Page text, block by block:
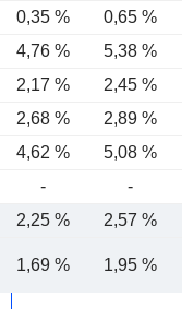
0,35 % 0,65 %
4,76 % 5,38 %
2,17 %
2,45 %
2,68 % 2,89 %
4,62 %
5,08 %
- -
2,25 % 2,57 %
1,69 % 1,95 %